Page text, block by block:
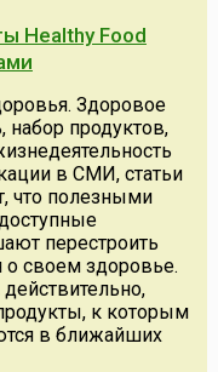
Healthy Food
Здоровое
набор продуктов,
в СМИ, статьи
что полезными
перестроить
о своем здоровье.
к которым
в ближайших